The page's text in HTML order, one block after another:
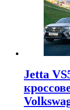
Jetta